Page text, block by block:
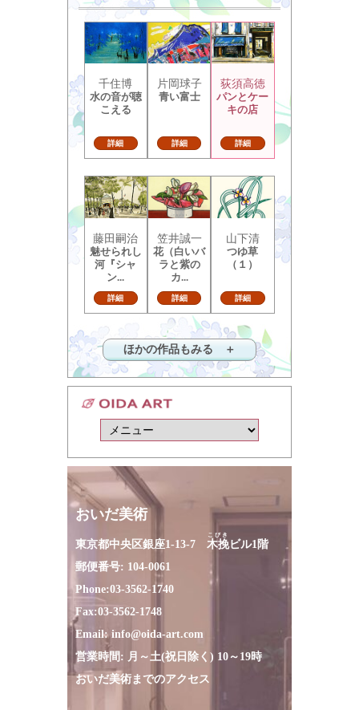
千住博
水の音が聴
こえる
詳細
片岡球子
青い富士
詳細
荻須高徳
パンとケー
キの店
詳細
藤田嗣治
魅せられし
河『シャ
ン...
詳細
笠井誠一
花（白いバ
ラと紫の
カ...
詳細
山下清
つゆ草
（１）
詳細
ほかの作品もみる ＋
おいだ美術
東京都中央区銀座1-13-7 木挽
こびき
ビル1階
郵便番号: 104-0061
Phone:03-3562-1740
Fax:03-3562-1748
Email: info@oida-art.com
営業時間: 月～土(祝日除く) 10～19時
おいだ美術までのアクセス